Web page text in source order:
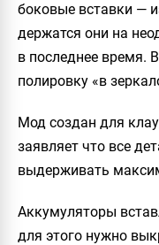
боковые вставки —
держатся они на
в последнее время.
полировку «в
Мод создан для
заявляет что все
выдерживать
Аккумуляторы
для этого нужно